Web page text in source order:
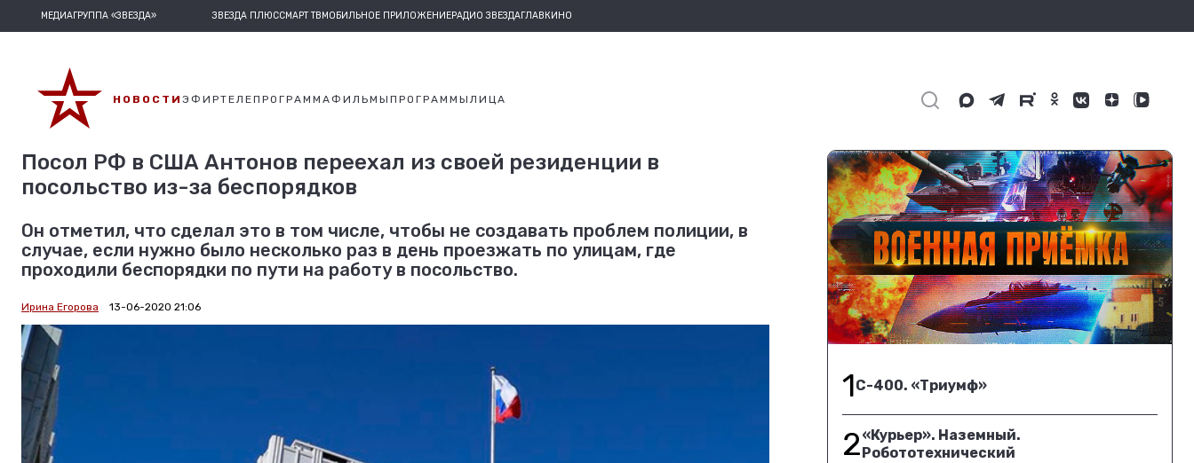
МЕДИАГРУППА «ЗВЕЗДА» ЗВЕЗДА ПЛЮССМАРТ ТВМОБИЛЬНОЕ ПРИЛОЖЕНИЕРАДИО ЗВЕЗДАГЛАВКИНО
НОВОСТИ ЭФИРТЕЛЕПРОГРАММАФИЛЬМЫ ПРОГРАММЫ ЛИЦА
Посол РФ в США Антонов переехал из своей резиденции в
посольство из-за беспорядков
Он отметил, что сделал это в том числе, чтобы не создавать проблем полиции, в
случае, если нужно было несколько раз в день проезжать по улицам, где
проходили беспорядки по пути на работу в посольство.
Ирина Егорова 13-06-2020 21:06
1С-400. «Триумф»
2«Курьер». Наземный.
Робототехнический